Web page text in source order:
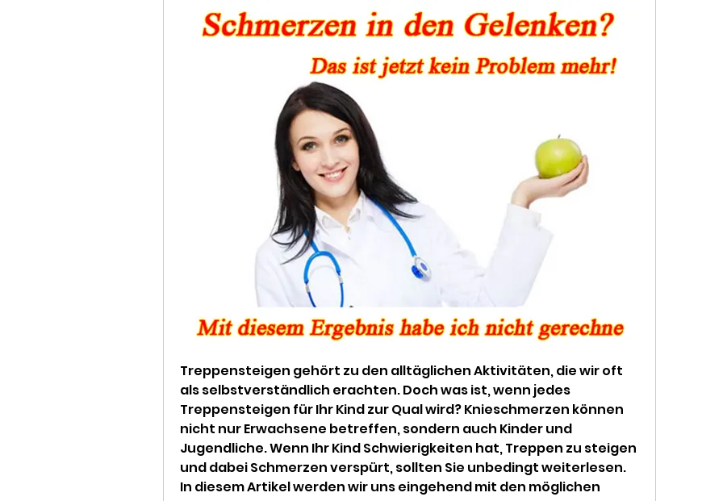
Treppensteigen gehört zu den alltäglichen Aktivitäten, die wir oft
als selbstverständlich erachten. Doch was ist, wenn jedes
Treppensteigen für Ihr Kind zur Qual wird? Knieschmerzen können
nicht nur Erwachsene betreffen, sondern auch Kinder und
Jugendliche. Wenn Ihr Kind Schwierigkeiten hat, Treppen zu steigen
und dabei Schmerzen verspürt, sollten Sie unbedingt weiterlesen.
In diesem Artikel werden wir uns eingehend mit den möglichen